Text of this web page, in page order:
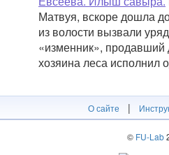
Матвуя, вскоре дошла
из волости вызвали
«изменник», продавший
хозяина леса исполнил
О сайте |
© FU-Lab